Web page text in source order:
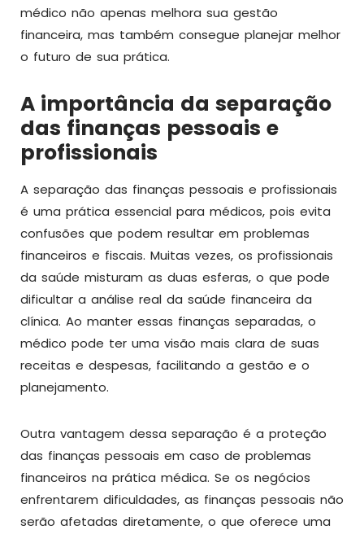
médico não apenas melhora sua gestão
financeira, mas também consegue planejar melhor
o futuro de sua prática.
A importância da separação
das finanças pessoais e
profissionais
A separação das finanças pessoais e profissionais
é uma prática essencial para médicos, pois evita
confusões que podem resultar em problemas
financeiros e fiscais. Muitas vezes, os profissionais
da saúde misturam as duas esferas, o que pode
dificultar a análise real da saúde financeira da
clínica. Ao manter essas finanças separadas, o
médico pode ter uma visão mais clara de suas
receitas e despesas, facilitando a gestão e o
planejamento.
Outra vantagem dessa separação é a proteção
das finanças pessoais em caso de problemas
financeiros na prática médica. Se os negócios
enfrentarem dificuldades, as finanças pessoais não
serão afetadas diretamente, o que oferece uma